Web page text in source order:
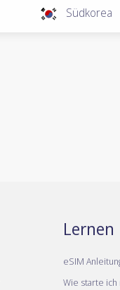
Südkorea
Lernen
eSIM
Wie starte